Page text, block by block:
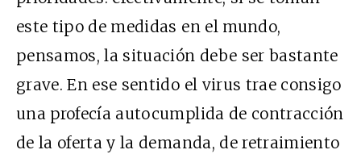
este tipo de medidas en el mundo,
pensamos, la situación debe ser bastante
grave. En ese sentido el virus trae consigo
una profecía autocumplida de contracción
de la oferta y la demanda, de retraimiento